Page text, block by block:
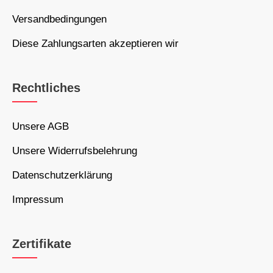
Versandbedingungen
Diese Zahlungsarten akzeptieren wir
Rechtliches
Unsere AGB
Unsere Widerrufsbelehrung
Datenschutzerklärung
Impressum
Zertifikate